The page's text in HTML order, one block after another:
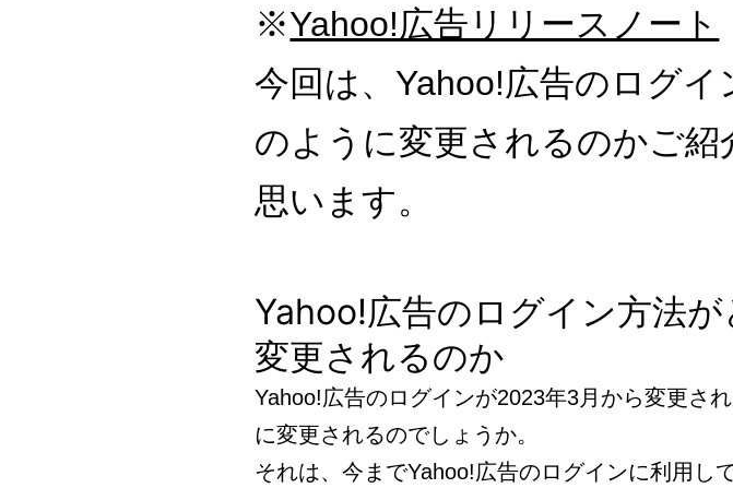
※Yahoo!広告リリースノート
今回は、Yahoo!広告のログイ
のように変更されるのかご紹
思います。
Yahoo!広告のログイン方法
変更されるのか
Yahoo!広告のログインが2023年3月から変更さ
に変更されるのでしょうか。
それは、今までYahoo!広告のログインに利用し